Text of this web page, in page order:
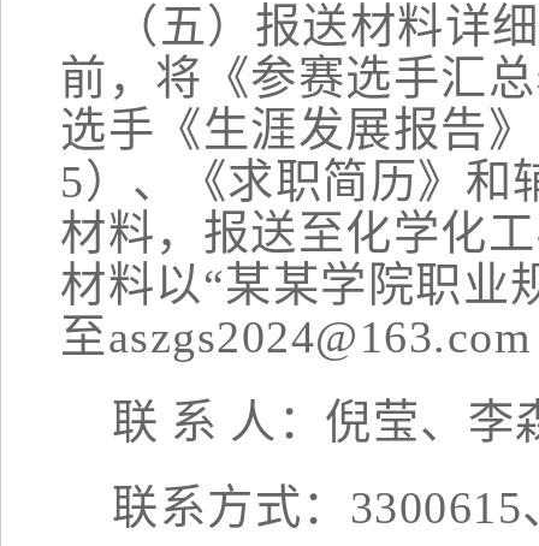
（ 五 ） 报送材料详
前，将《参赛选手汇
选手《生涯发展报告》
5）、 《求职简历》 和
材料，报送至化学化工
材料以“某某学院职业
至aszgs2024@163.com
联 系 人： 倪莹、李
联系方式： 3300615